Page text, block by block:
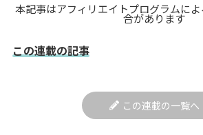
本記事はアフィリエイトプログラムに
合があります
この連載の記事
この連載の一覧へ